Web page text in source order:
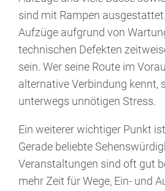
sind mit Rampen
Aufzüge aufgrund von
technischen Defekten
sein. Wer seine Route im
alternative Verbindung kennt,
unterwegs unnötigen Stress.
Ein weiterer wichtiger Punkt
Gerade beliebte
Veranstaltungen sind oft gut
mehr Zeit für Wege, Ein- und